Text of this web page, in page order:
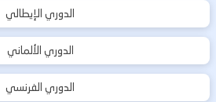
الدوري الإيطالي
الدوري الألماني
الدوري الفرنسي